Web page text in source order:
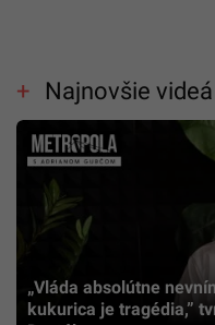
Najnovšie videá
„Vláda absolútne
kukurica je tragédia,”